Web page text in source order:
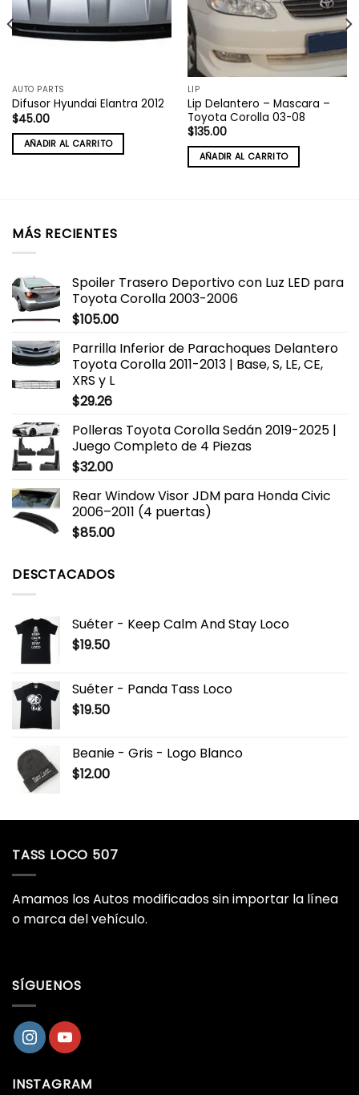
AUTO PARTS
Difusor Hyundai Elantra 2012
$45.00
AÑADIR AL CARRITO
LIP
Lip Delantero – Mascara –
Toyota Corolla 03-08
$135.00
AÑADIR AL CARRITO
MÁS RECIENTES
Spoiler Trasero Deportivo con Luz LED para
Toyota Corolla 2003-2006
$105.00
Parrilla Inferior de Parachoques Delantero
Toyota Corolla 2011-2013 | Base, S, LE, CE,
XRS y L
$29.26
Polleras Toyota Corolla Sedán 2019-2025 |
Juego Completo de 4 Piezas
$32.00
Rear Window Visor JDM para Honda Civic
2006–2011 (4 puertas)
$85.00
DESCTACADOS
Suéter - Keep Calm And Stay Loco
$19.50
Suéter - Panda Tass Loco
$19.50
Beanie - Gris - Logo Blanco
$12.00
TASS LOCO 507
Amamos los Autos modificados sin importar la línea
o marca del vehículo.
SÍGUENOS
INSTAGRAM